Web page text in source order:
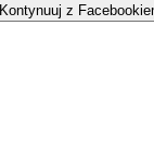
Kontynuuj z